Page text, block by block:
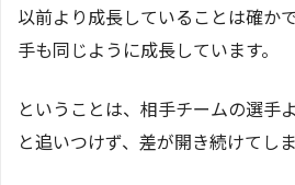
以前より成長していることは確か
手も同じように成長しています。
ということは、相手チームの選手
と追いつけず、差が開き続けてしま